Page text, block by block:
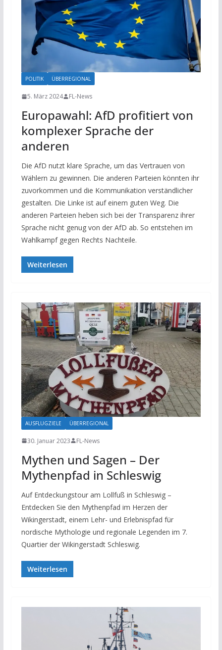
POLITIK ÜBERREGIONAL
5. März 2024 FL-News
Europawahl: AfD profitiert von
komplexer Sprache der
anderen
Die AfD nutzt klare Sprache, um das Vertrauen von
Wählern zu gewinnen. Die anderen Parteien könnten ihr
zuvorkommen und die Kommunikation verständlicher
gestalten. Die Linke ist auf einem guten Weg. Die
anderen Parteien heben sich bei der Transparenz ihrer
Sprache nicht genug von der AfD ab. So entstehen im
Wahlkampf gegen Rechts Nachteile.
Weiterlesen
AUSFLUGZIELE ÜBERREGIONAL
30. Januar 2023 FL-News
Mythen und Sagen – Der
Mythenpfad in Schleswig
Auf Entdeckungstour am Lollfuß in Schleswig –
Entdecken Sie den Mythenpfad im Herzen der
Wikingerstadt, einem Lehr- und Erlebnispfad für
nordische Mythologie und regionale Legenden im 7.
Quartier der Wikingerstadt Schleswig.
Weiterlesen